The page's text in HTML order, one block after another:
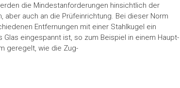
die Mindestanforderungen hinsichtlich der
auch an die Prüfeinrichtung. Bei dieser Norm
Entfernungen mit einer Stahlkugel ein
eingespannt ist, so zum Beispiel in einem Haupt-
geregelt, wie die Zug-